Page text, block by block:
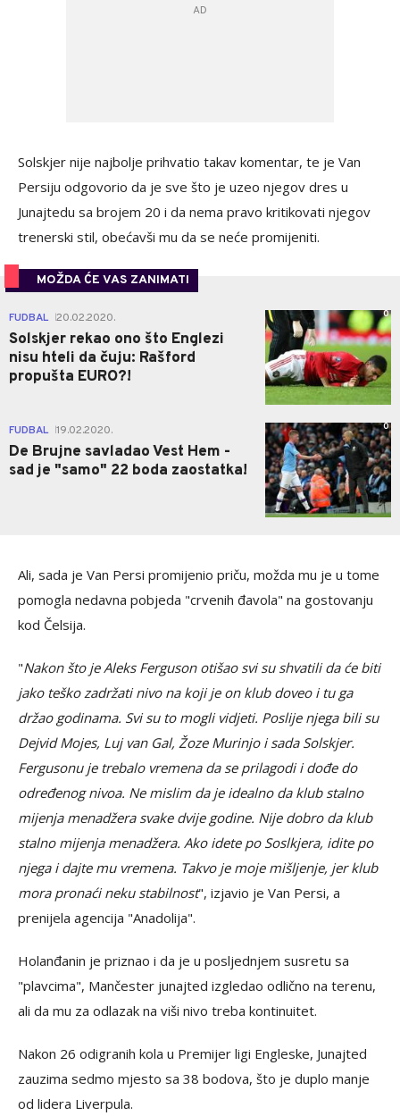
Solskjer nije najbolje prihvatio takav komentar, te je Van
Persiju odgovorio da je sve što je uzeo njegov dres u
Junajtedu sa brojem 20 i da nema pravo kritikovati njegov
trenerski stil, obećavši mu da se neće promijeniti.
MOŽDA ĆE VAS ZANIMATI
FUDBAL 20.02.2020.
Solskjer rekao ono što Englezi
nisu hteli da čuju: Rašford
propušta EURO?!
0
FUDBAL 19.02.2020.
De Brujne savladao Vest Hem -
sad je "samo" 22 boda zaostatka!
0
Ali, sada je Van Persi promijenio priču, možda mu je u tome
pomogla nedavna pobjeda "crvenih đavola" na gostovanju
kod Čelsija.
"Nakon što je Aleks Ferguson otišao svi su shvatili da će biti
jako teško zadržati nivo na koji je on klub doveo i tu ga
držao godinama. Svi su to mogli vidjeti. Poslije njega bili su
Dejvid Mojes, Luj van Gal, Žoze Murinjo i sada Solskjer.
Fergusonu je trebalo vremena da se prilagodi i dođe do
određenog nivoa. Ne mislim da je idealno da klub stalno
mijenja menadžera svake dvije godine. Nije dobro da klub
stalno mijenja menadžera. Ako idete po Soslkjera, idite po
njega i dajte mu vremena. Takvo je moje mišljenje, jer klub
mora pronaći neku stabilnost", izjavio je Van Persi, a
prenijela agencija "Anadolija".
Holanđanin je priznao i da je u posljednjem susretu sa
"plavcima", Mančester junajted izgledao odlično na terenu,
ali da mu za odlazak na viši nivo treba kontinuitet.
Nakon 26 odigranih kola u Premijer ligi Engleske, Junajted
zauzima sedmo mjesto sa 38 bodova, što je duplo manje
od lidera Liverpula.